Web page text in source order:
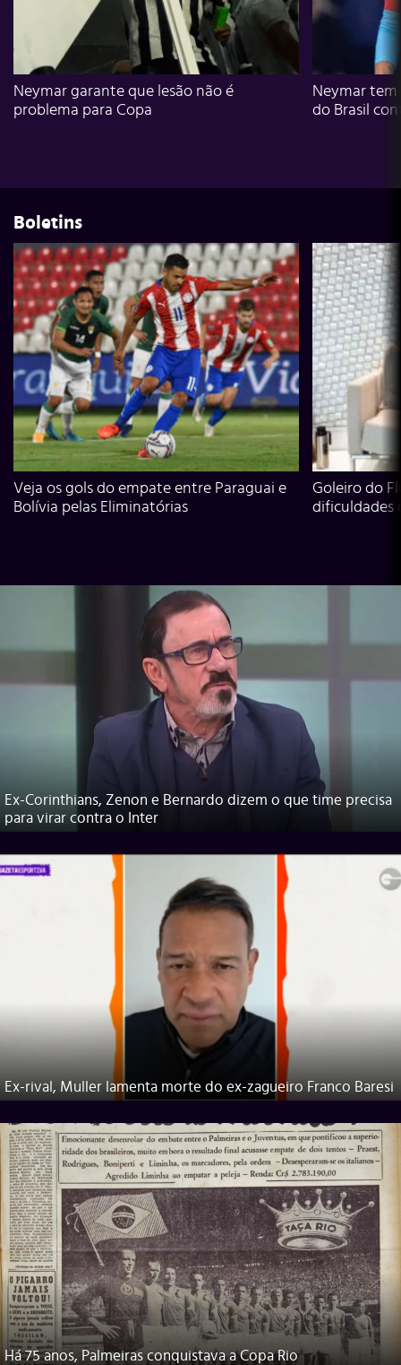
Neymar garante que lesão não é
problema para Copa
Neymar
do Brasil
Boletins
Veja os gols do empate entre Paraguai e
Bolívia pelas Eliminatórias
Goleiro do
dificuldades
Ex-Corinthians, Zenon e Bernardo dizem o que time precisa
para virar contra o Inter
Ex-rival, Muller lamenta morte do ex-zagueiro Franco Baresi
Há 75 anos, Palmeiras conquistava a Copa Rio